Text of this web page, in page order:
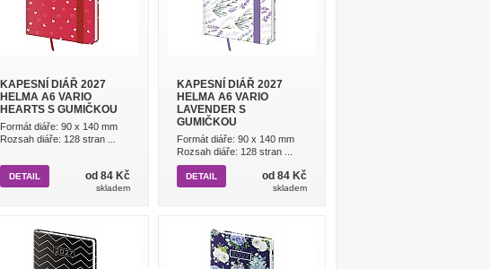
KAPESNÍ DIÁŘ 2027
HELMA A6 VARIO
HEARTS S GUMIČKOU
Formát diáře: 90 x 140 mm
Rozsah diáře: 128 stran ...
od 84 Kč
skladem
DETAIL
KAPESNÍ DIÁŘ 2027
HELMA A6 VARIO
LAVENDER S
GUMIČKOU
Formát diáře: 90 x 140 mm
Rozsah diáře: 128 stran ...
od 84 Kč
skladem
DETAIL